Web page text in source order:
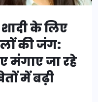
के लिए
की जंग:
मंगाए जा रहे
में बढ़ी